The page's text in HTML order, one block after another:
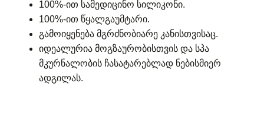
100%-ით სამედიცინო სილიკონი.
100%-ით წყალგაუმტარი.
გამოიყენება მგრძნობიარე კანისთვისაც.
იდეალურია მოგზაურობისთვის და სპა
მკურნალობის ჩასატარებლად ნებისმიერ
ადგილას.